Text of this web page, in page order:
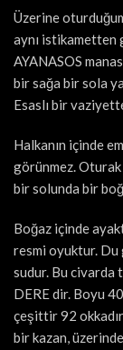
Üzerine
aynı istikametten
AYANASOS
bir sağa bir sola
Esaslı bir
Halkanın içinde
görünmez. Oturak
bir solunda bir
Boğaz içinde
resmi oyuktur. Du
sudur. Bu civarda
DERE dir. Boyu
çeşittir 92
bir kazan,